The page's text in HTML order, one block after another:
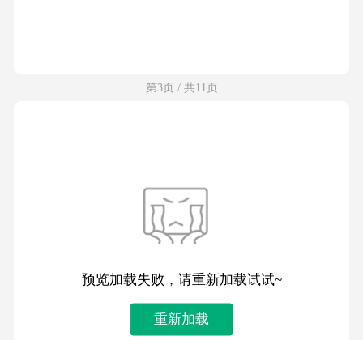
第3页 / 共11页
预览加载失败，请重新加载试试~
重新加载